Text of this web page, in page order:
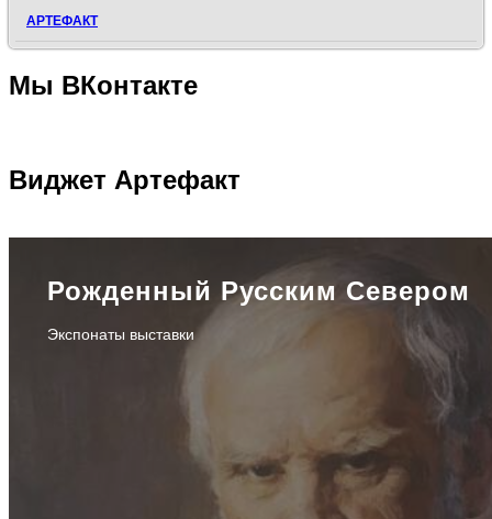
АРТЕФАКТ
Мы ВКонтакте
Виджет Артефакт
Рожденный Русским Севером
Экспонаты выставки